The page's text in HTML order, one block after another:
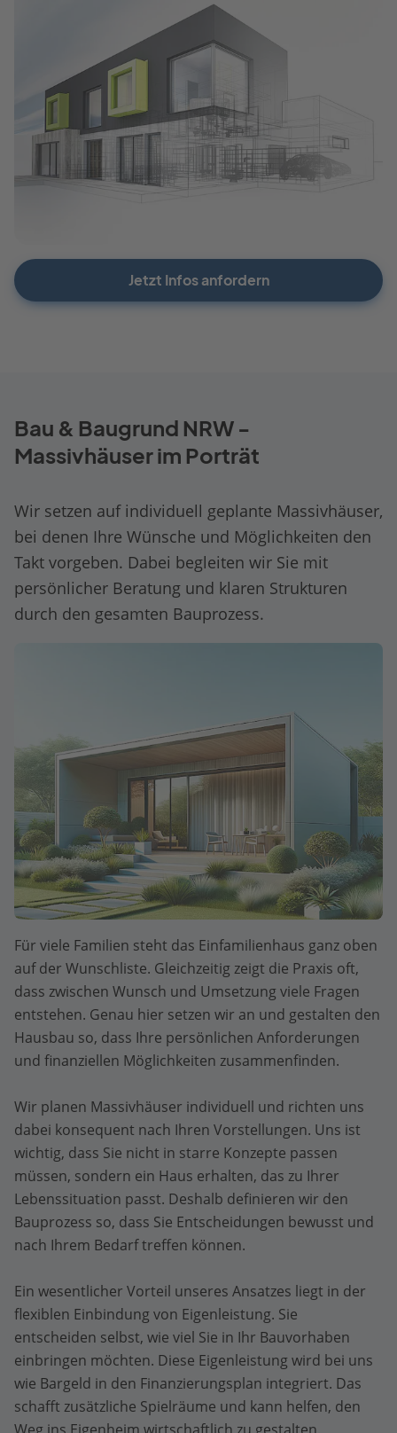
Jetzt Infos anfordern
Bau & Baugrund NRW -
Massivhäuser im Porträt
Wir setzen auf individuell geplante Massivhäuser,
bei denen Ihre Wünsche und Möglichkeiten den
Takt vorgeben. Dabei begleiten wir Sie mit
persönlicher Beratung und klaren Strukturen
durch den gesamten Bauprozess.
Für viele Familien steht das Einfamilienhaus ganz oben
auf der Wunschliste. Gleichzeitig zeigt die Praxis oft,
dass zwischen Wunsch und Umsetzung viele Fragen
entstehen. Genau hier setzen wir an und gestalten den
Hausbau so, dass Ihre persönlichen Anforderungen
und finanziellen Möglichkeiten zusammenfinden.
Wir planen Massivhäuser individuell und richten uns
dabei konsequent nach Ihren Vorstellungen. Uns ist
wichtig, dass Sie nicht in starre Konzepte passen
müssen, sondern ein Haus erhalten, das zu Ihrer
Lebenssituation passt. Deshalb definieren wir den
Bauprozess so, dass Sie Entscheidungen bewusst und
nach Ihrem Bedarf treffen können.
Ein wesentlicher Vorteil unseres Ansatzes liegt in der
flexiblen Einbindung von Eigenleistung. Sie
entscheiden selbst, wie viel Sie in Ihr Bauvorhaben
einbringen möchten. Diese Eigenleistung wird bei uns
wie Bargeld in den Finanzierungsplan integriert. Das
schafft zusätzliche Spielräume und kann helfen, den